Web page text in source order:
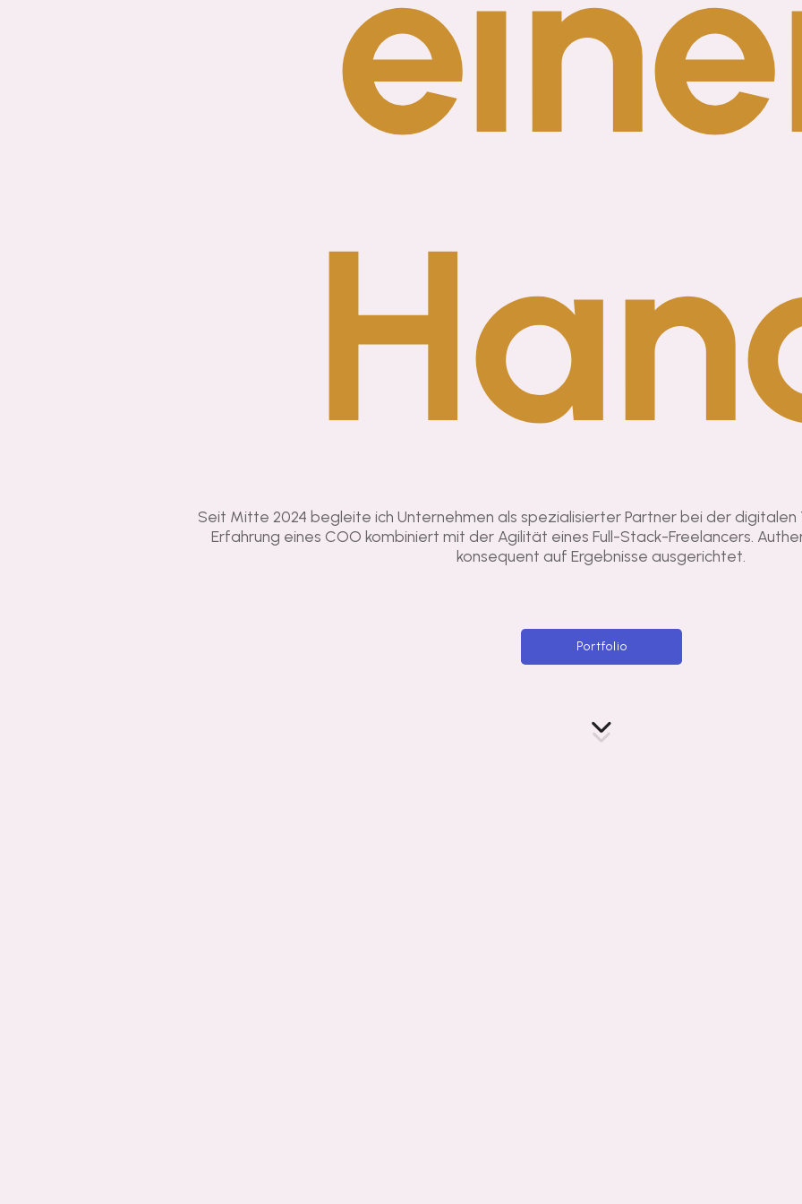
Seit Mitte 2024 begleite ich Unternehmen als spezialisierter Partner bei der
Erfahrung eines COO kombiniert mit der Agilität eines Full-Stack-Freelancers.
konsequent auf Ergebnisse ausgerichtet.
Portfolio